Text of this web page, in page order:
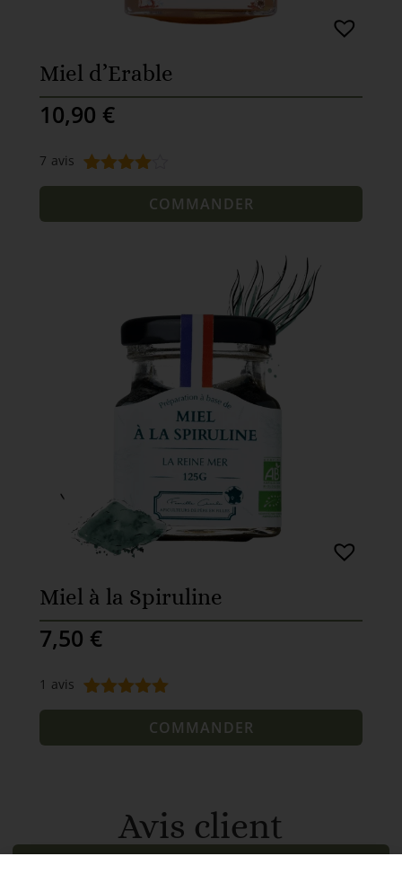
Miel d’Erable
10,90 €
7 avis
Noté4.71
7
COMMANDER
Miel à la Spiruline
7,50 €
1 avis
Noté5.00
1
COMMANDER
Avis client